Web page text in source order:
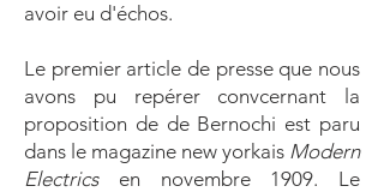
avoir eu d'échos.
Le premier article de presse que nous
avons pu repérer convcernant la
proposition de de Bernochi est paru
dans le magazine new yorkais Modern
Electricsen novembre 1909. Le